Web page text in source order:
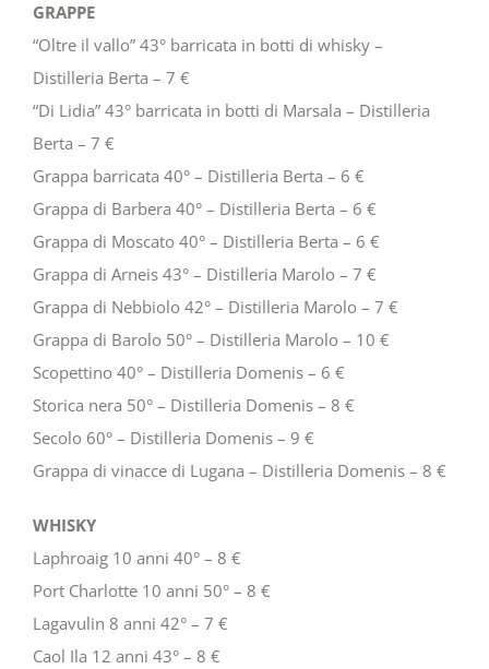
GRAPPE
“Oltre il vallo” 43° barricata in botti di whisky –
Distilleria Berta – 7 €
“Di Lidia” 43° barricata in botti di Marsala – Distilleria
Berta – 7 €
Grappa barricata 40° – Distilleria Berta – 6 €
Grappa di Barbera 40° – Distilleria Berta – 6 €
Grappa di Moscato 40° – Distilleria Berta – 6 €
Grappa di Arneis 43° – Distilleria Marolo – 7 €
Grappa di Nebbiolo 42° – Distilleria Marolo – 7 €
Grappa di Barolo 50° – Distilleria Marolo – 10 €
Scopettino 40° – Distilleria Domenis – 6 €
Storica nera 50° – Distilleria Domenis – 8 €
Secolo 60° – Distilleria Domenis – 9 €
Grappa di vinacce di Lugana – Distilleria Domenis – 8 €
WHISKY
Laphroaig 10 anni 40° – 8 €
Port Charlotte 10 anni 50° – 8 €
Lagavulin 8 anni 42° – 7 €
Caol Ila 12 anni 43° – 8 €